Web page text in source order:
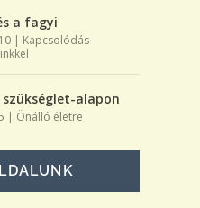
a fagyi
| Kapcsolódás
alapon
| Önálló életre